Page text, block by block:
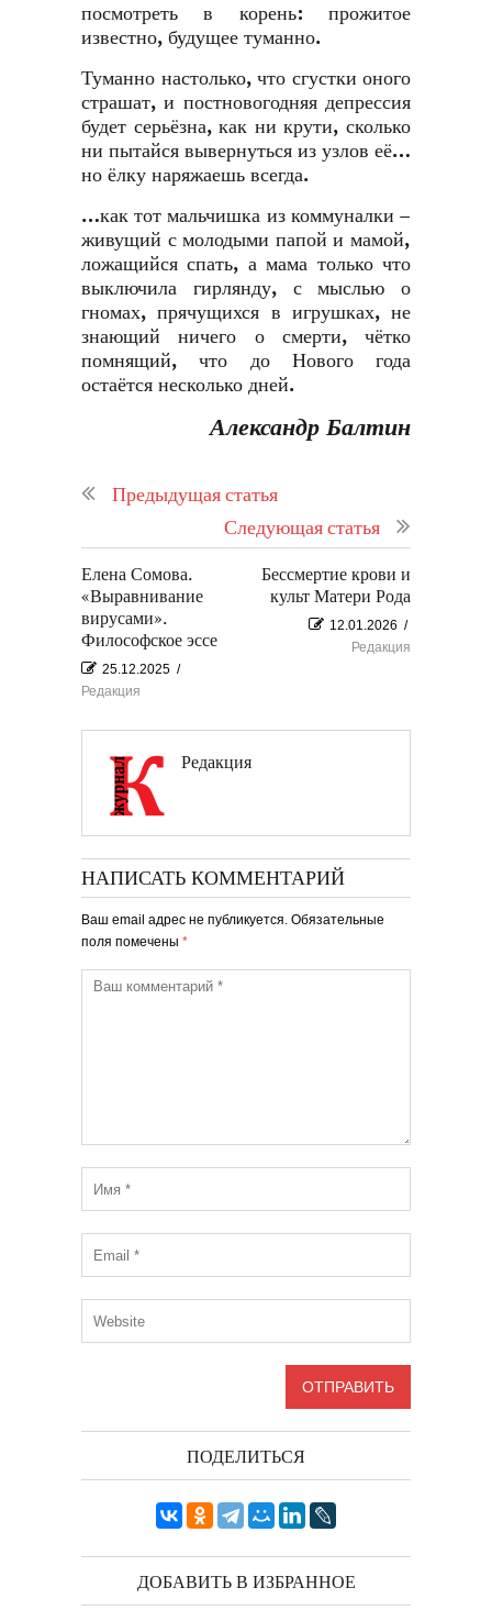
посмотреть в корень: прожитое
известно, будущее туманно.
Туманно настолько, что сгустки оного
страшат, и постновогодняя депрессия
будет серьёзна, как ни крути, сколько
ни пытайся вывернуться из узлов её…
но ёлку наряжаешь всегда.
…как тот мальчишка из коммуналки –
живущий с молодыми папой и мамой,
ложащийся спать, а мама только что
выключила гирлянду, с мыслью о
гномах, прячущихся в игрушках, не
знающий ничего о смерти, чётко
помнящий, что до Нового года
остаётся несколько дней.
Александр Балтин
Предыдущая статья
Следующая статья
Елена Сомова.
«Выравнивание
вирусами».
Философское эссе
25.12.2025 /
Редакция
Бессмертие крови и
культ Матери Рода
12.01.2026 /
Редакция
Редакция
НАПИСАТЬ КОММЕНТАРИЙ
Ваш email адрес не публикуется. Обязательные
поля помечены *
ПОДЕЛИТЬСЯ
ДОБАВИТЬ В ИЗБРАННОЕ